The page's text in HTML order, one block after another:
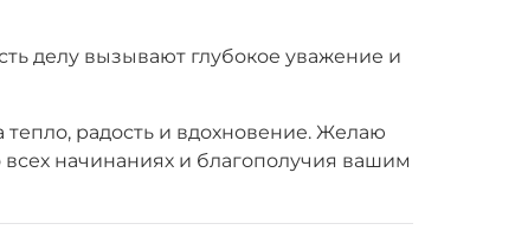
делу вызывают глубокое уважение и
радость и вдохновение. Желаю
начинаниях и благополучия вашим